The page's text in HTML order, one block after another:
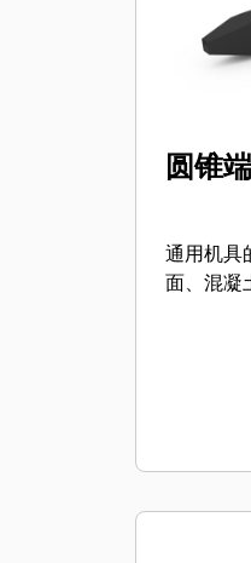
圆锥
通用机具
面、混凝